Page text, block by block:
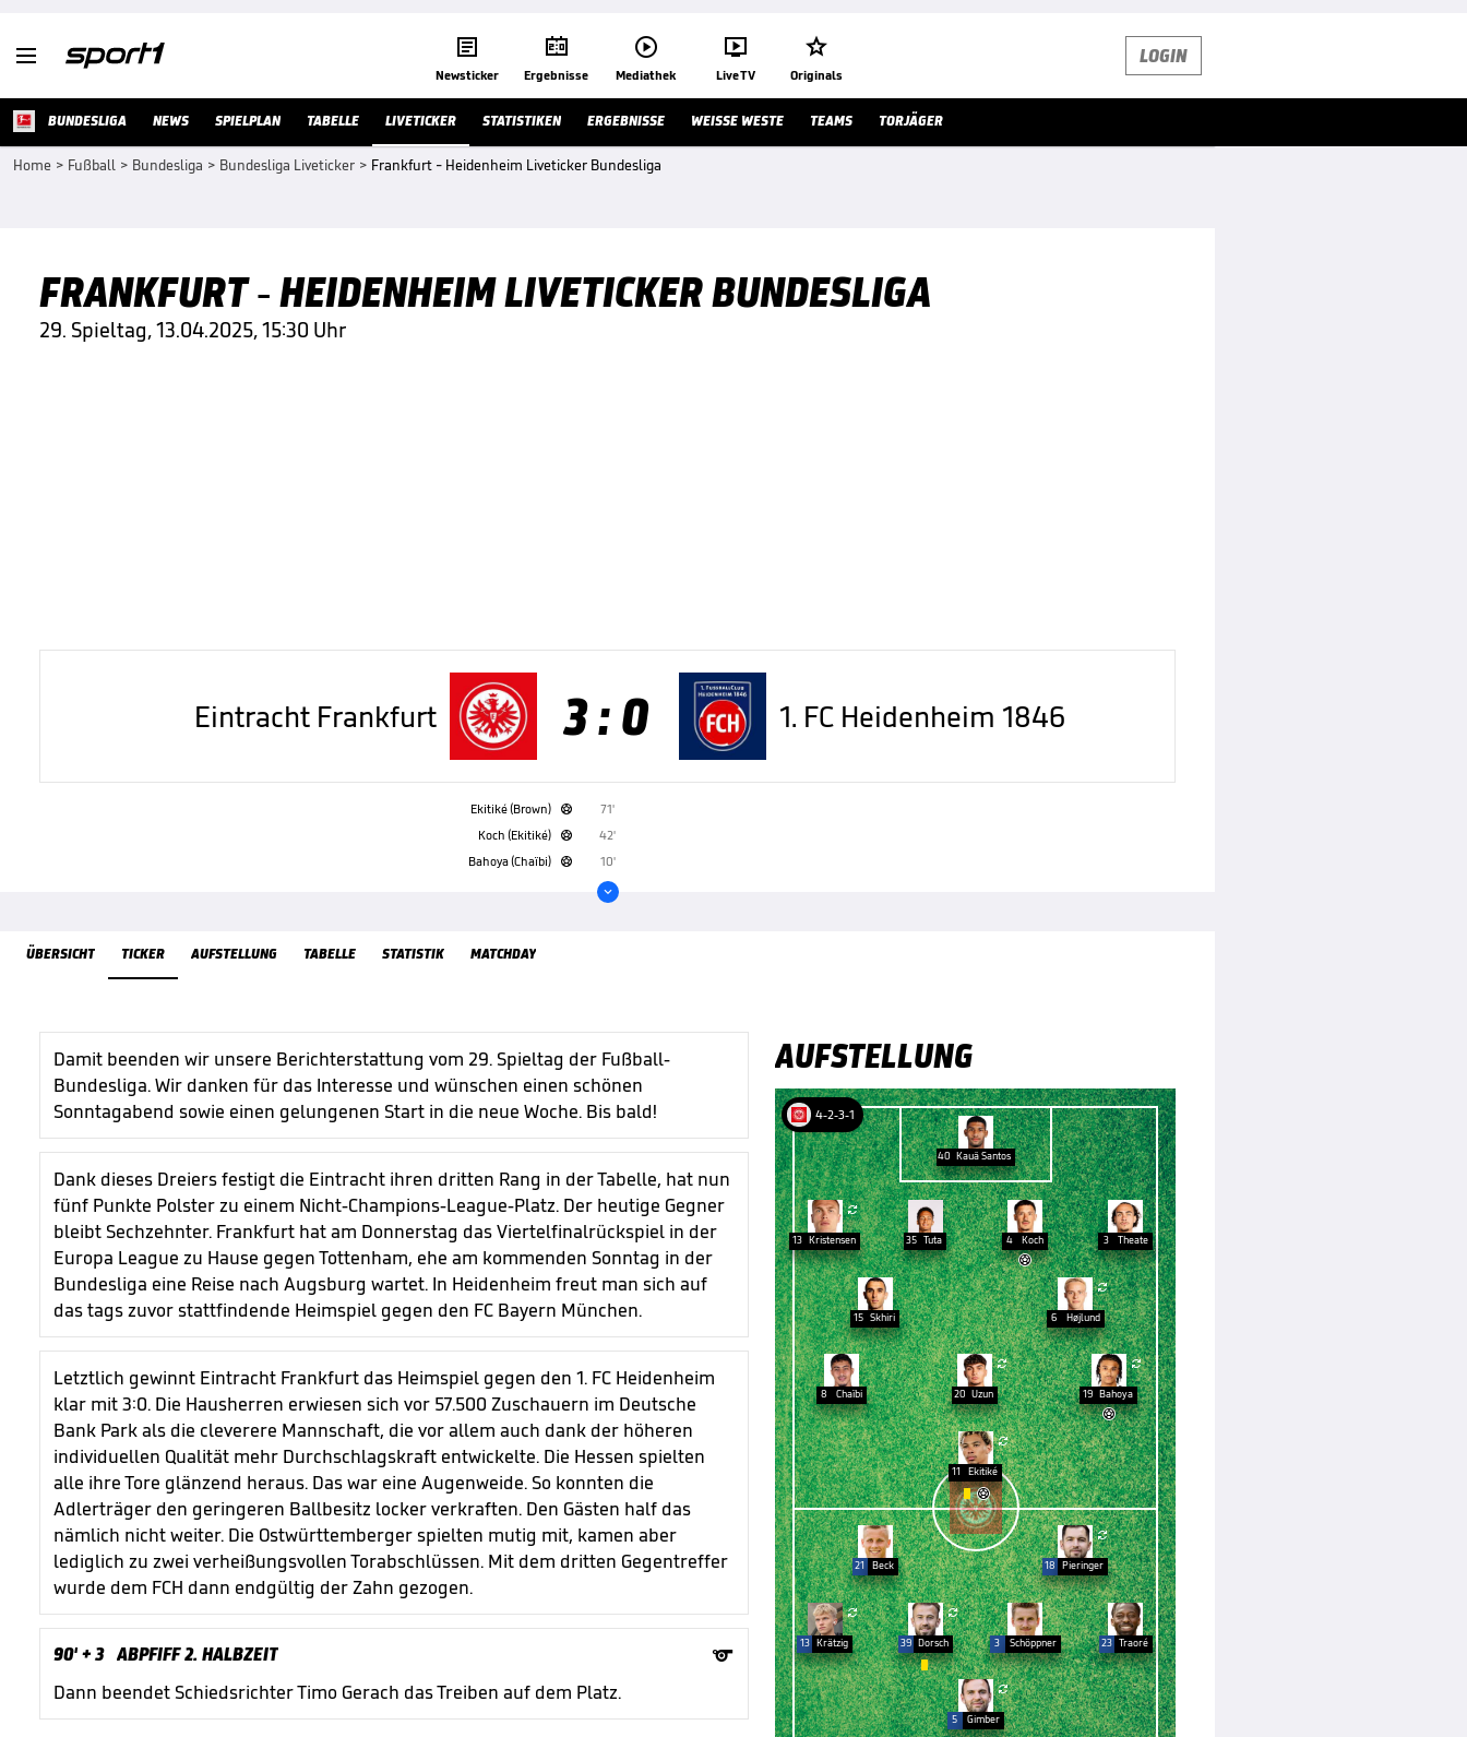
 
Newsticker

Ergebnisse

Mediathek

Live TV

Originals
LOGIN
BUNDESLIGA NEWS SPIELPLAN TABELLE LIVETICKER STATISTIKEN ERGEBNISSE WEISSE WESTE TEAMS TORJÄGER
Home > Fußball > Bundesliga > Bundesliga Liveticker > Frankfurt - Heidenheim Liveticker Bundesliga
FRANKFURT - HEIDENHEIM LIVETICKER BUNDESLIGA
29. Spieltag, 13.04.2025, 15:30 Uhr
Eintracht Frankfurt 3 : 0 1. FC Heidenheim 1846
Ekitiké (Brown) 
71'
Koch (Ekitiké)

42'
Bahoya (Chaïbi)
 10'

ÜBERSICHT TICKER AUFSTELLUNG TABELLE STATISTIK MATCHDAY
ÜbersichtTicker
Damit beenden wir unsere Berichterstattung vom 29. Spieltag der Fußball-
Bundesliga. Wir danken für das Interesse und wünschen einen schönen
Sonntagabend sowie einen gelungenen Start in die neue Woche. Bis bald!
Dank dieses Dreiers festigt die Eintracht ihren dritten Rang in der Tabelle, hat nun
fünf Punkte Polster zu einem Nicht-Champions-League-Platz. Der heutige Gegner
bleibt Sechzehnter. Frankfurt hat am Donnerstag das Viertelfinalrückspiel in der
Europa League zu Hause gegen Tottenham, ehe am kommenden Sonntag in der
Bundesliga eine Reise nach Augsburg wartet. In Heidenheim freut man sich auf
das tags zuvor stattfindende Heimspiel gegen den FC Bayern München.
Letztlich gewinnt Eintracht Frankfurt das Heimspiel gegen den 1. FC Heidenheim
klar mit 3:0. Die Hausherren erwiesen sich vor 57.500 Zuschauern im Deutsche
Bank Park als die cleverere Mannschaft, die vor allem auch dank der höheren
individuellen Qualität mehr Durchschlagskraft entwickelte. Die Hessen spielten
alle ihre Tore glänzend heraus. Das war eine Augenweide. So konnten die
Adlerträger den geringeren Ballbesitz locker verkraften. Den Gästen half das
nämlich nicht weiter. Die Ostwürttemberger spielten mutig mit, kamen aber
lediglich zu zwei verheißungsvollen Torabschlüssen. Mit dem dritten Gegentreffer
wurde dem FCH dann endgültig der Zahn gezogen.
90'+ 3 ABPFIFF 2. HALBZEIT

Dann beendet Schiedsrichter Timo Gerach das Treiben auf dem Platz.
AUFSTELLUNG
4-2-3-1
40 Kauã Santos

13 Kristensen 35 Tuta 4 Koch

3 Theate
15 Skhiri

6 Højlund
8 Chaïbi

20 Uzun

19 Bahoya


11 Ekitiké
 
21 Beck

18 Pieringer

13 Krätzig

39 Dorsch

3 Schöppner 23 Traoré

5 Gimber